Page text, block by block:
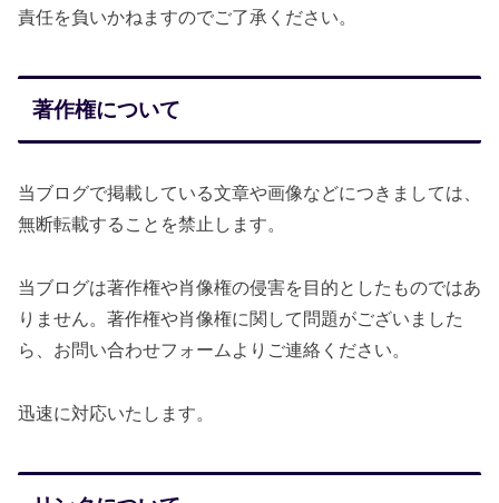
責任を負いかねますのでご了承ください。
著作権について
当ブログで掲載している文章や画像などにつきましては、
無断転載することを禁止します。
当ブログは著作権や肖像権の侵害を目的としたものではあ
りません。著作権や肖像権に関して問題がございました
ら、お問い合わせフォームよりご連絡ください。
迅速に対応いたします。